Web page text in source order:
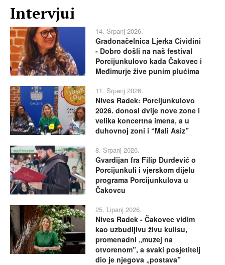
Intervjui
14. Srpanj 2026.
Gradonačelnica Ljerka Cividini
- Dobro došli na naš festival
Porcijunkulovo kada Čakovec i
Međimurje žive punim plućima
11. Srpanj 2026.
Nives Radek: Porcijunkulovo
2026. donosi dvije nove zone i
velika koncertna imena, a u
duhovnoj zoni i “Mali Asiz”
8. Srpanj 2026.
Gvardijan fra Filip Đurđević o
Porcijunkuli i vjerskom dijelu
programa Porcijunkulova u
Čakovcu
25. Lipanj 2026.
Nives Radek - Čakovec vidim
kao uzbudljivu živu kulisu,
promenadni „muzej na
otvorenom”, a svaki posjetitelj
dio je njegova „postava”